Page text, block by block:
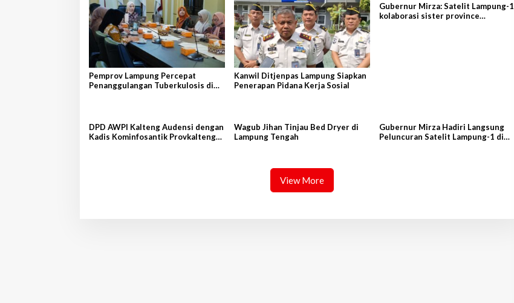
Pemprov Lampung Percepat
Penanggulangan Tuberkulosis di
Kanwil Ditjenpas Lampung Siapkan
Penerapan Pidana Kerja Sosial
Gubernur Mirza: Satelit Lampung-1
kolaborasi sister province
DPD AWPI Kalteng Audensi dengan
Kadis Kominfosantik Provkalteng
Wagub Jihan Tinjau Bed Dryer di
Lampung Tengah
Gubernur Mirza Hadiri Langsung
Peluncuran Satelit Lampung-1 di
View More